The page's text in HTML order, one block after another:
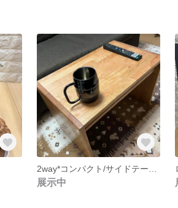
展示中